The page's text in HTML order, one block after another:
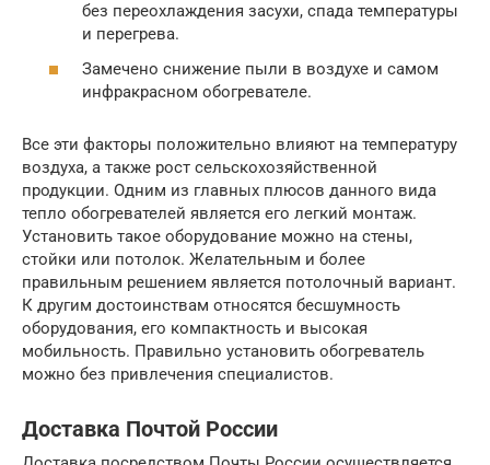
без переохлаждения засухи, спада температуры
и перегрева.
Замечено снижение пыли в воздухе и самом
инфракрасном обогревателе.
Все эти факторы положительно влияют на температуру
воздуха, а также рост сельскохозяйственной
продукции. Одним из главных плюсов данного вида
тепло обогревателей является его легкий монтаж.
Установить такое оборудование можно на стены,
стойки или потолок. Желательным и более
правильным решением является потолочный вариант.
К другим достоинствам относятся бесшумность
оборудования, его компактность и высокая
мобильность. Правильно установить обогреватель
можно без привлечения специалистов.
Доставка Почтой России